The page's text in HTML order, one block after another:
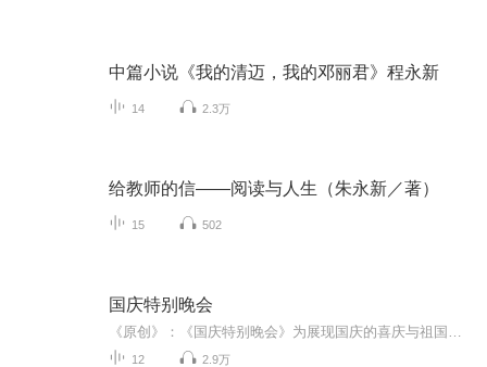
中篇小说《我的清迈，我的邓丽君》程永新
14 2.3万
给教师的信——阅读与人生（朱永新／著）
15 502
国庆特别晚会
12 2.9万